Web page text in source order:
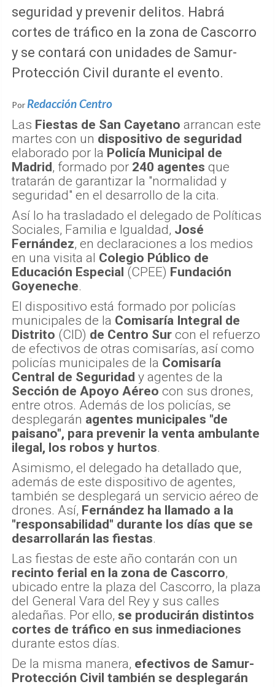
seguridad y prevenir delitos. Habrá
cortes de tráfico en la zona de Cascorro
y se contará con unidades de Samur-
Protección Civil durante el evento.
Por Redacción Centro
Las Fiestas de San Cayetano arrancan este
martes con un dispositivo de seguridad
elaborado por la Policía Municipal de
Madrid, formado por 240 agentes que
tratarán de garantizar la "normalidad y
seguridad" en el desarrollo de la cita.
Así lo ha trasladado el delegado de Políticas
Sociales, Familia e Igualdad, José
Fernández, en declaraciones a los medios
en una visita al Colegio Público de
Educación Especial (CPEE) Fundación
Goyeneche.
El dispositivo está formado por policías
municipales de la Comisaría Integral de
Distrito (CID) de Centro Sur con el refuerzo
de efectivos de otras comisarías, así como
policías municipales de la Comisaría
Central de Seguridad y agentes de la
Sección de Apoyo Aéreo con sus drones,
entre otros. Además de los policías, se
desplegarán agentes municipales "de
paisano", para prevenir la venta ambulante
ilegal, los robos y hurtos.
Asimismo, el delegado ha detallado que,
además de este dispositivo de agentes,
también se desplegará un servicio aéreo de
drones. Así, Fernández ha llamado a la
"responsabilidad" durante los días que se
desarrollarán las fiestas.
Las fiestas de este año contarán con un
recinto ferial en la zona de Cascorro,
ubicado entre la plaza del Cascorro, la plaza
del General Vara del Rey y sus calles
aledañas. Por ello, se producirán distintos
cortes de tráfico en sus inmediaciones
durante estos días.
De la misma manera, efectivos de Samur-
Protección Civil también se desplegarán